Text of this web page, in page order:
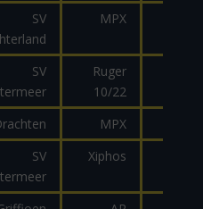
SV
MPX
SV
Ruger
10/22
MPX
SV
Xiphos